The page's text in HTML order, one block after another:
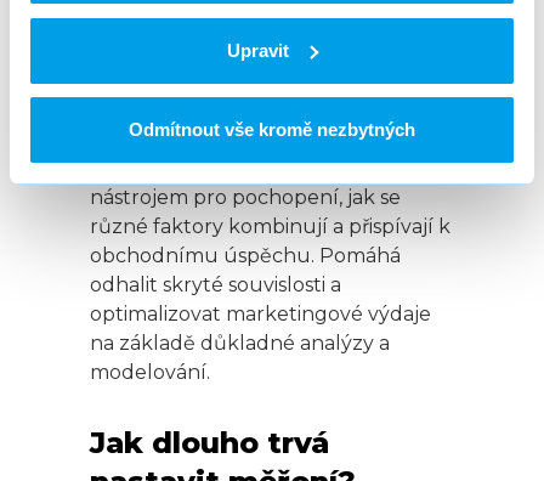
Upravit
Odmítnout vše kromě nezbytných
pro sektory jako maloobchod a
potravinářství.
které mohou ovlivnit prodeje.
MMM se tak stává mocným
nástrojem pro pochopení, jak se
různé faktory kombinují a přispívají k
obchodnímu úspěchu. Pomáhá
odhalit skryté souvislosti a
optimalizovat marketingové výdaje
na základě důkladné analýzy a
modelování.
Jak dlouho trvá